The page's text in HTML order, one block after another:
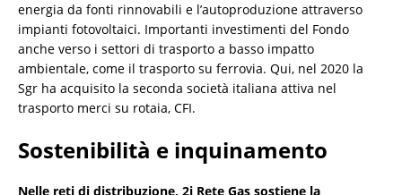
energia da fonti rinnovabili e l’autoproduzione attraverso
impianti fotovoltaici. Importanti investimenti del Fondo
anche verso i settori di trasporto a basso impatto
ambientale, come il trasporto su ferrovia. Qui, nel 2020 la
Sgr ha acquisito la seconda società italiana attiva nel
trasporto merci su rotaia, CFI.
Sostenibilità e inquinamento
Nelle reti di distribuzione, 2i Rete Gas sostiene la